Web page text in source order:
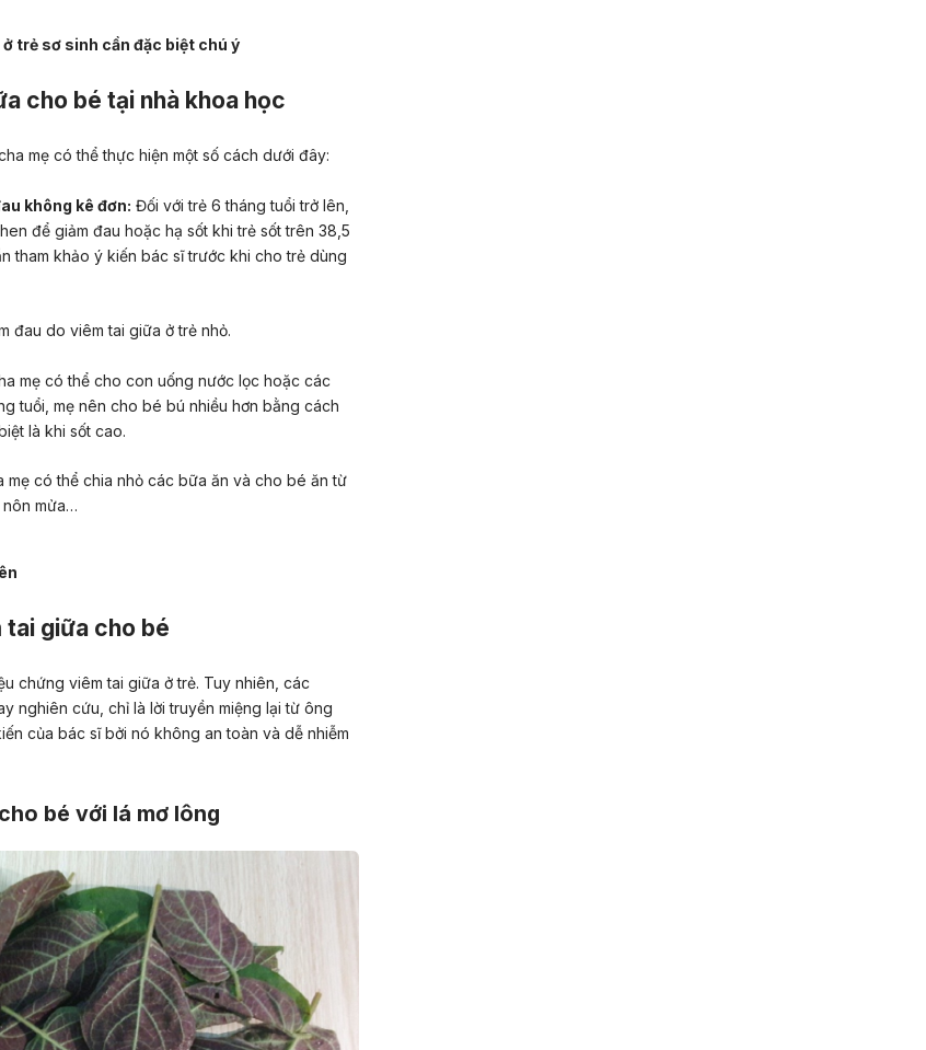
trẻ sơ sinh cần đặc biệt chú ý
cho bé tại nhà khoa học
mẹ có thể thực hiện một số cách dưới đây:
không kê đơn: Đối với trẻ 6 tháng tuổi trở lên,
để giảm đau hoặc hạ sốt khi trẻ sốttrên 38,5
tham khảo ý kiến bác sĩtrước khi cho trẻ dùng
đau do viêm tai giữa ở trẻ nhỏ.
mẹ có thể cho con uống nước lọc hoặc các
tuổi, mẹ nên cho bé bú nhiều hơn bằng cách
là khi sốt cao.
mẹ có thể chia nhỏ các bữa ăn và cho bé ăn từ
mửa…
tai giữa cho bé
chứng viêm tai giữa ở trẻ. Tuy nhiên, các
nghiên cứu, chỉ là lời truyền miệng lại từ ông
của bác sĩ bởi nó không an toàn và dễ nhiễm
bé với lá mơ lông